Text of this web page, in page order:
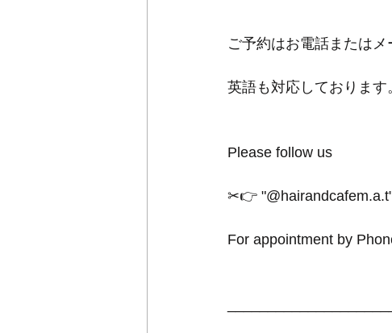
ご予約はお電話またはメ
英語も対応しております
Please follow us
✂︎👉
For appointment by